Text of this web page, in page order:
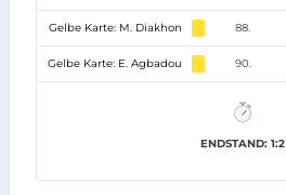
Gelbe Karte: M. Diakhon 88.
Gelbe Karte: E. Agbadou 90.
ENDSTAND: 1:2